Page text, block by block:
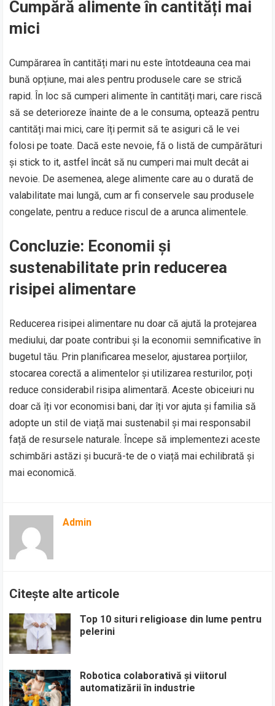
Cumpără alimente în cantități mai
mici
Cumpărarea în cantități mari nu este întotdeauna cea mai
bună opțiune, mai ales pentru produsele care se strică
rapid. În loc să cumperi alimente în cantități mari, care riscă
să se deterioreze înainte de a le consuma, optează pentru
cantități mai mici, care îți permit să te asiguri că le vei
folosi pe toate. Dacă este nevoie, fă o listă de cumpărături
și stick to it, astfel încât să nu cumperi mai mult decât ai
nevoie. De asemenea, alege alimente care au o durată de
valabilitate mai lungă, cum ar fi conservele sau produsele
congelate, pentru a reduce riscul de a arunca alimentele.
Concluzie: Economii și
sustenabilitate prin reducerea
risipei alimentare
Reducerea risipei alimentare nu doar că ajută la protejarea
mediului, dar poate contribui și la economii semnificative în
bugetul tău. Prin planificarea meselor, ajustarea porțiilor,
stocarea corectă a alimentelor și utilizarea resturilor, poți
reduce considerabil risipa alimentară. Aceste obiceiuri nu
doar că îți vor economisi bani, dar îți vor ajuta și familia să
adopte un stil de viață mai sustenabil și mai responsabil
față de resursele naturale. Începe să implementezi aceste
schimbări astăzi și bucură-te de o viață mai echilibrată și
mai economică.
Admin
Citește alte articole
Top 10 situri religioase din lume pentru
pelerini
Robotica colaborativă și viitorul
automatizării în industrie